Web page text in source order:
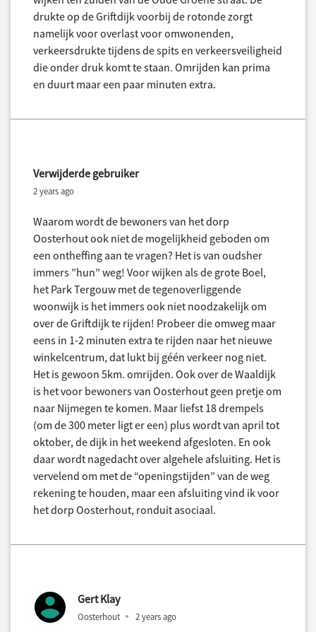
drukte op de Griftdijk voorbij de rotonde zorgt
namelijk voor overlast voor omwonenden,
verkeersdrukte tijdens de spits en verkeersveiligheid
die onder druk komt te staan. Omrijden kan prima
en duurt maar een paar minuten extra.
Verwijderde gebruiker
2 years ago
Waarom wordt de bewoners van het dorp
Oosterhout ook niet de mogelijkheid geboden om
een ontheffing aan te vragen? Het is van oudsher
immers ”hun” weg! Voor wijken als de grote Boel,
het Park Tergouw met de tegenoverliggende
woonwijk is het immers ook niet noodzakelijk om
over de Griftdijk te rijden! Probeer die omweg maar
eens in 1-2 minuten extra te rijden naar het nieuwe
winkelcentrum, dat lukt bij géén verkeer nog niet.
Het is gewoon 5km. omrijden. Ook over de Waaldijk
is het voor bewoners van Oosterhout geen pretje om
naar Nijmegen te komen. Maar liefst 18 drempels
(om de 300 meter ligt er een) plus wordt van april tot
oktober, de dijk in het weekend afgesloten. En ook
daar wordt nagedacht over algehele afsluiting. Het is
vervelend om met de “openingstijden” van de weg
rekening te houden, maar een afsluiting vind ik voor
het dorp Oosterhout, ronduit asociaal.
Gert Klay
Oosterhout 2 years ago